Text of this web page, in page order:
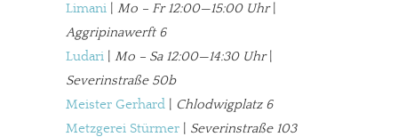
Limani
Mo – Fr 12:00—15:00 Uhr|
Aggripinawerft 6
Ludari
Mo – Sa 12:00—14:30 Uhr|
Severinstraße 50b
Meister Gerhard
Chlodwigplatz 6
Metzgerei Stürmer
Severinstraße 103